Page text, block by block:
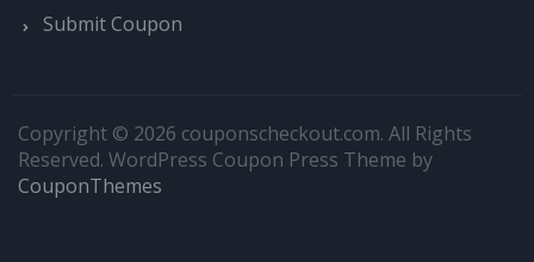
Submit Coupon
Copyright © 2026 couponscheckout.com. All Rights
Reserved. WordPress Coupon Press Theme by
CouponThemes